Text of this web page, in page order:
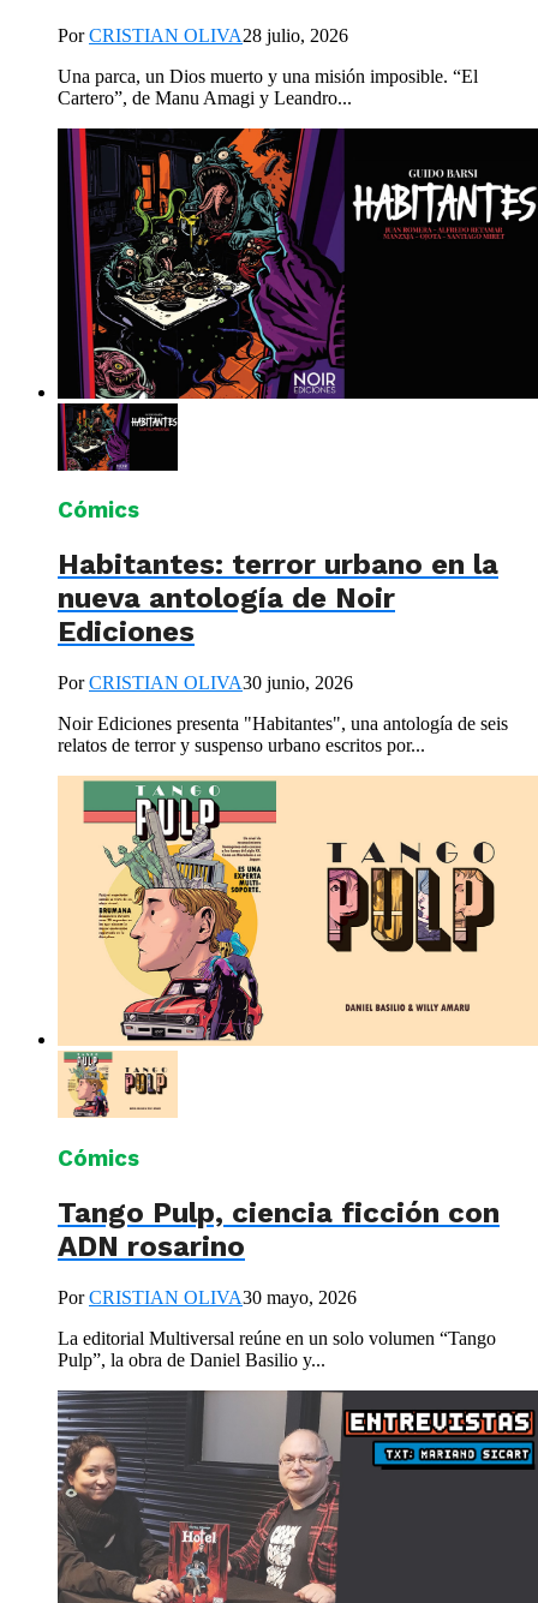
PorCRISTIAN OLIVA28 julio, 2026
Una parca, un Dios muerto y una misión imposible. “El
Cartero”, de Manu Amagi y Leandro...
Cómics
Habitantes: terror urbano en la
nueva antología de Noir
Ediciones
PorCRISTIAN OLIVA30 junio, 2026
Noir Ediciones presenta "Habitantes", una antología de seis
relatos de terror y suspenso urbano escritos por...
Cómics
Tango Pulp, ciencia ficción con
ADN rosarino
PorCRISTIAN OLIVA30 mayo, 2026
La editorial Multiversal reúne en un solo volumen “Tango
Pulp”, la obra de Daniel Basilio y...